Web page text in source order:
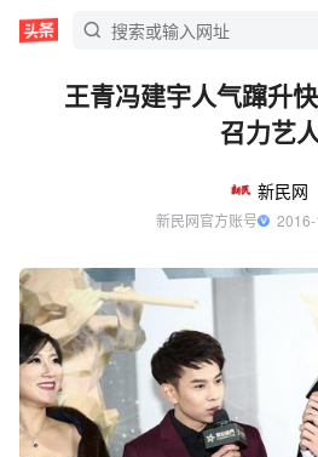
王青冯建宇人气蹿升
召力艺
新民网
新民网官方账号